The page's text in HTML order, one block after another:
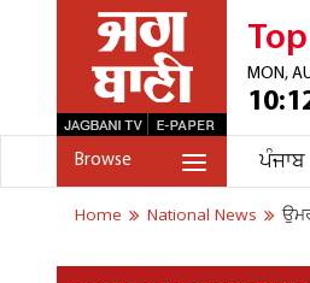
MON,
Browse ਪੰਜਾਬ
Home National News